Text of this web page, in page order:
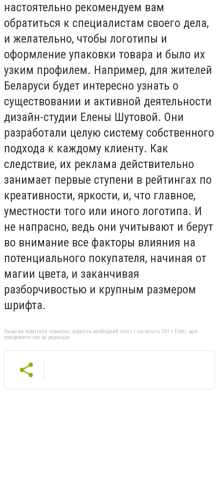
настоятельно рекомендуем вам
обратиться к специалистам своего дела,
и желательно, чтобы логотипы и
оформление упаковки товара и было их
узким профилем. Например, для жителей
Беларуси будет интересно узнать о
существовании и активной деятельности
дизайн-студии Елены Шутовой. Они
разработали целую систему собственного
подхода к каждому клиенту. Как
следствие, их реклама действительно
занимает первые ступени в рейтингах по
креативности, яркости, и, что главное,
уместности того или иного логотипа. И
не напрасно, ведь они учитывают и берут
во внимание все факторы влияния на
потенциального покупателя, начиная от
магии цвета, и заканчивая
разборчивостью и крупным размером
шрифта.
Якщо ви помітили помилку, виділіть необхідний текст і натисніть Ctrl + Enter, щоб
повідомити про це редакцію